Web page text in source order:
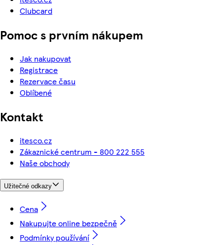
Clubcard
Pomoc s prvním nákupem
Jak nakupovat
Registrace
Rezervace času
Oblíbené
Kontakt
itesco.cz
Zákaznické centrum - 800 222 555
Naše obchody
Užitečné odkazy
Cena
Nakupujte online bezpečně
Podmínky používání